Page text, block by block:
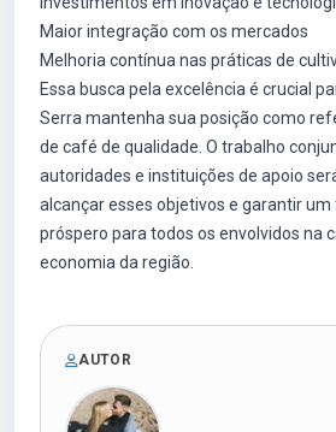
Maior integração com os mercados
Melhoria contínua nas práticas de
Essa busca pela excelência é crucial
Serra mantenha sua posição como
de café de qualidade. O trabalho
autoridades e instituições de apoio
alcançar esses objetivos e garantir
próspero para todos os envolvidos na
economia da região.
AUTOR